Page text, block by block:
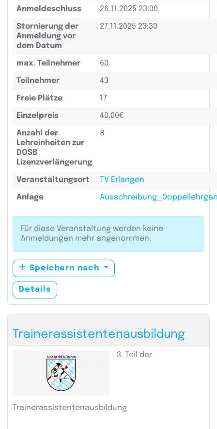
Anmeldeschluss 26.11.2025 23:00
Stornierung der
Anmeldung vor
dem Datum
27.11.2025 23:30
max. Teilnehmer 60
Teilnehmer 43
Freie Plätze 17
Einzelpreis 40,00€
Anzahl der
Lehreinheiten zur
DOSB
Lizenzverlängerung
8
Veranstaltungsort TV Erlangen
Anlage
Für diese Veranstaltung werden keine
Anmeldungen mehr angenommen.
Speichern nach
Details
Trainerassistentenausbildung
3. Teil der
Trainerassistentenausbildung